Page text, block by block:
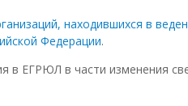
находившихся в
Федерации.
в ЕГРЮЛ в части изменения